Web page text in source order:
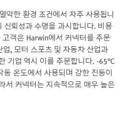
악한 환경 조건에서 자주 사용됩니
신뢰성과 수명을 과시합니다. 비용
객은 Harwin에서 커넥터를 주문
, 모터 스포츠 및 자동차 산업과
기업 역시 이를 주문합니다. -65°C
동 온도에서 사용되며 강한 진동이
서 커넥터는 지속적으로 매우 높은